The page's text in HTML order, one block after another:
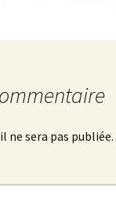
ne sera pas publiée.